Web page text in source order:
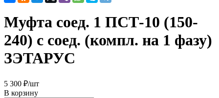
Муфта соед. 1 ПСТ-10 (150-
240) с соед. (компл. на 1 фазу)
ЗЭТАРУС
5 300 ₽/шт
В корзину